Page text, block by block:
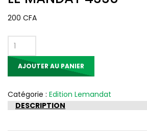
200 CFA
quantité
de
4338
AJOUTER AU PANIER
Catégorie : Edition Lemandat
DESCRIPTION